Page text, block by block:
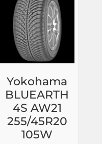
998.83 lei.
Yokohama
BLUEARTH
4S AW21
255/45R20
105W